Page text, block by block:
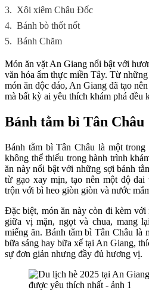
3. Xôi xiêm Châu Đốc
4. Bánh bò thốt nốt
5. Bánh Chăm
Món ăn vặt An Giang nổi bật với
văn hóa ẩm thực miền Tây. Từ
món ăn độc đáo, An Giang đã tạo
mà bất kỳ ai yêu thích khám phá đều
Bánh tằm bì Tân Châu
Bánh tằm bì Tân Châu là một
không thể thiếu trong hành trình
ăn này nổi bật với những sợi bánh
từ gạo xay mịn, tạo nên một độ
trộn với bì heo giòn giòn và nước
Đặc biệt, món ăn này còn đi kèm với
giữa vị mặn, ngọt và chua, mang
miếng ăn. Bánh tằm bì Tân Châu là
bữa sáng hay bữa xế tại An Giang,
sự đơn giản nhưng đầy đủ hương vị.